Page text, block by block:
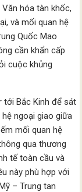
hóa tàn khốc,
và mối quan hệ
Quốc Mao
cần khẩn cấp
cuộc khủng
tới Bắc Kinh để sát
ngoại giao giữa
mối quan hệ
qua thương
tế toàn cầu và
này phù hợp với
– Trung tan